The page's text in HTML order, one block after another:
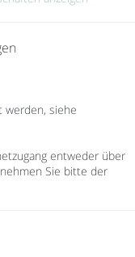
werden, siehe
entweder über
Sie bitte der